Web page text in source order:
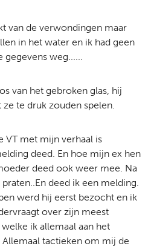
van de verwondingen maar
in het water en ik had geen
gegevens weg......
van het gebroken glas, hij
te druk zouden spelen.
VT met mijn verhaal is
deed. En hoe mijn ex hen
deed ook weer mee. Na
deed ik een melding.
werd hij eerst bezocht en ik
over zijn meest
ik allemaal aan het
tactieken om mij de